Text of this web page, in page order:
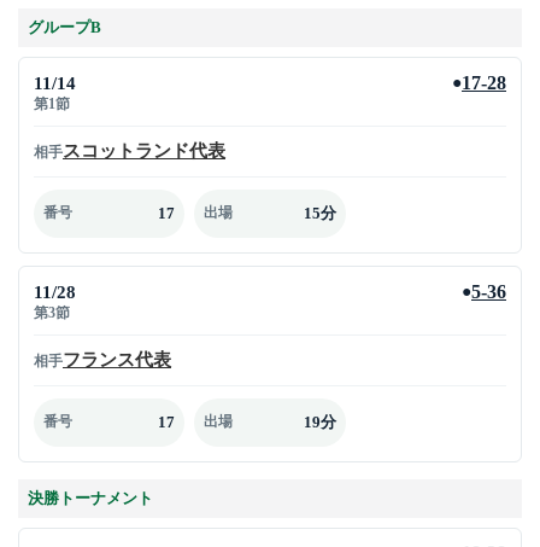
グループB
11/14
第1節
●17-28
相手スコットランド代表
番号 17 出場 15分
11/28
第3節
●5-36
相手フランス代表
番号 17 出場 19分
決勝トーナメント